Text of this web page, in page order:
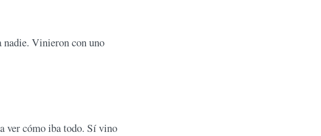
nadie. Vinieron con uno
ver cómo iba todo. Sí vino